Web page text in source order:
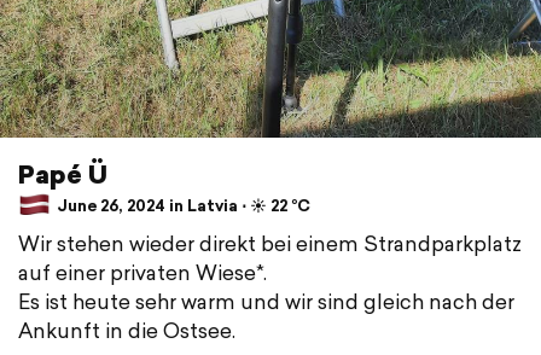
Papé Ü
June 26, 2024 in Latvia ⋅ ☀️ 22 °C
Wir stehen wieder direkt bei einem Strandparkplatz
auf einer privaten Wiese*.
Es ist heute sehr warm und wir sind gleich nach der
Ankunft in die Ostsee.